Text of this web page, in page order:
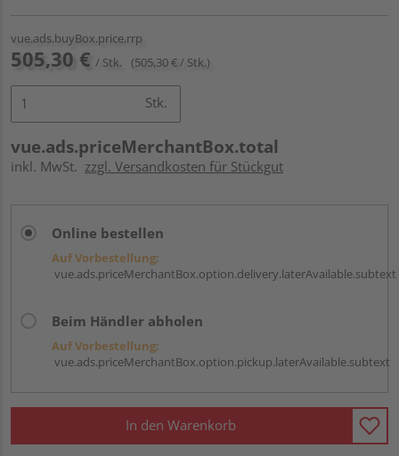
vue.ads.buyBox.price.rrp
505,30 € / Stk. (505,30 € / Stk.)
Stk.
vue.ads.priceMerchantBox.total
inkl. MwSt. zzgl. Versandkosten für Stückgut
Online bestellen
Auf Vorbestellung:
vue.ads.priceMerchantBox.option.delivery.laterAvailable.subtext
Beim Händler abholen
Auf Vorbestellung:
vue.ads.priceMerchantBox.option.pickup.laterAvailable.subtext
In den Warenkorb